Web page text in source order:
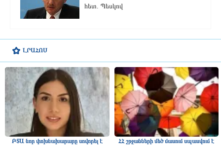
ԼՐԱՀՈՍ
ԲՏԱ նոր փոխնախարարը սովորել է
ՀՀ շրջանների մեծ մասում սպասվում է
հետ. Պեսկով